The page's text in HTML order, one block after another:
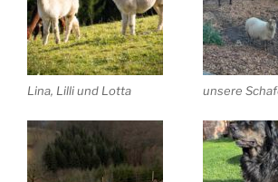
Lina, Lilli und Lotta unsere